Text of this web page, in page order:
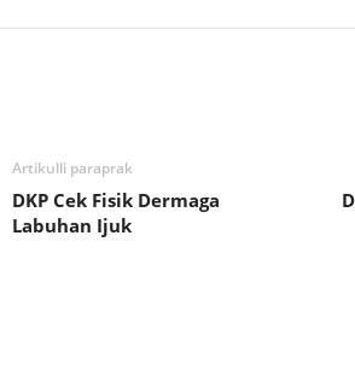
Artikulli paraprak
DKP Cek Fisik Dermaga
Labuhan Ijuk